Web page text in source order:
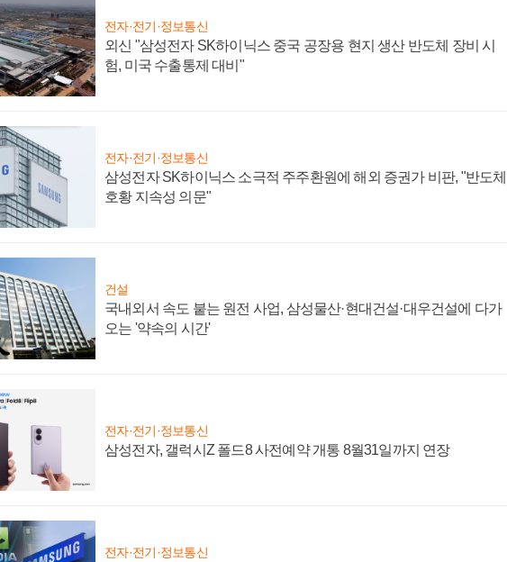
전자·전기·정보통신
외신 "삼성전자 SK하이닉스 중국 공장용 현지 생산 반도체 장비 시
험, 미국 수출통제 대비"
전자·전기·정보통신
삼성전자 SK하이닉스 소극적 주주환원에 해외 증권가 비판, "반도체
호황 지속성 의문"
건설
국내외서 속도 붙는 원전 사업, 삼성물산·현대건설·대우건설에 다가
오는 '약속의 시간'
전자·전기·정보통신
삼성전자, 갤럭시Z 폴드8 사전예약 개통 8월31일까지 연장
전자·전기·정보통신